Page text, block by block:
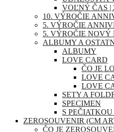
VOĽNÝ ČAS |
10. VÝROČIE
5. VÝROČIE
5. VÝROČIE NOVÝ
ALBUMY A
ALBUMY
LOVE CARD
ČO JE
LOVE
LOVE
SETY A
SPECIMEN
S
ZEROSOUVENIR (CM
ČO JE